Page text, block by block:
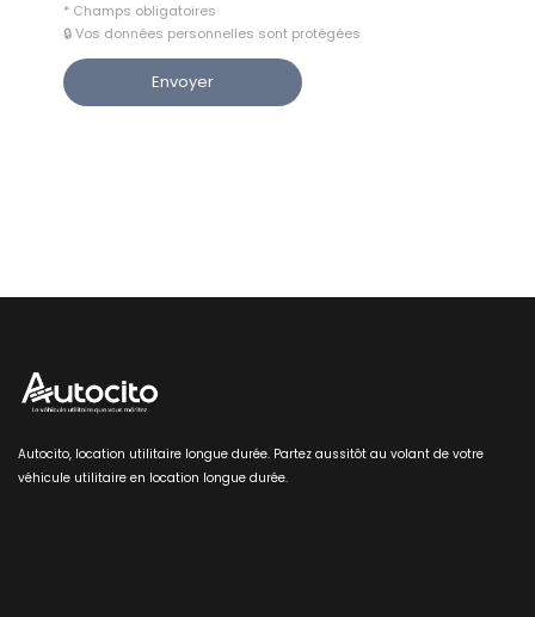
* Champs obligatoires
🔒 Vos données personnelles sont protégées
Autocito, location utilitaire longue durée. Partez aussitôt au volant de votre
véhicule utilitaire en location longue durée.